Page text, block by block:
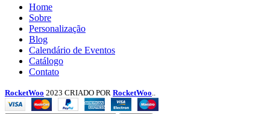
Menu
Home
Sobre
Personalização
Blog
Calendário de Eventos
Catálogo
Contato
RocketWoo 2023 CRIADO POR RocketWoo